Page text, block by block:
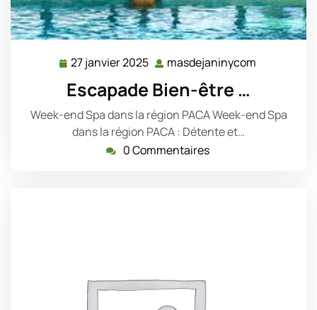
27 janvier 2025 27
janvier
2025
masdejaninycom
Escapade Bien-être …
Week-end Spa dans la région PACA Week-end Spa
dans la région PACA : Détente et…
0 Commentaires